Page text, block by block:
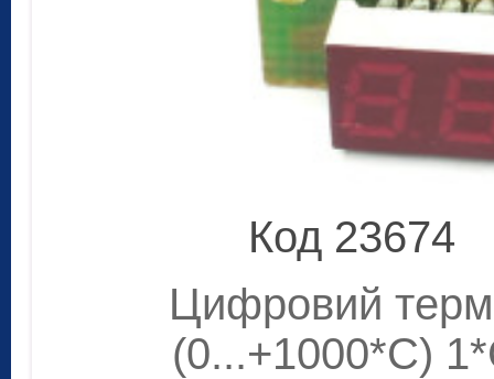
Код 23674
Цифровий
(0...+1000*С)